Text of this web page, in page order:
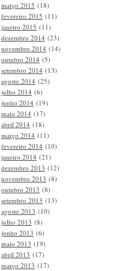
março 2015 (18)
fevereiro 2015 (11)
janeiro 2015 (11)
dezembro 2014 (23)
novembro 2014 (14)
outubro 2014 (5)
setembro 2014 (13)
agosto 2014 (25)
julho 2014 (6)
junho 2014 (19)
maio 2014 (17)
abril 2014 (18)
março 2014 (11)
fevereiro 2014 (10)
janeiro 2014 (21)
dezembro 2013 (12)
novembro 2013 (8)
outubro 2013 (8)
setembro 2013 (13)
agosto 2013 (10)
julho 2013 (8)
junho 2013 (6)
maio 2013 (19)
abril 2013 (17)
março 2013 (17)